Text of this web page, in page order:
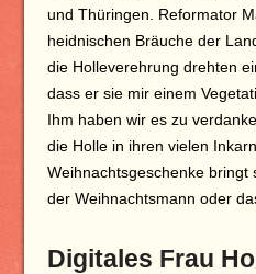
und Thüringen. Reformator
heidnischen Bräuche der
die Holleverehrung drehten
dass er sie mir einem
Ihm haben wir es zu
die Holle in ihren vielen
Weihnachtsgeschenke bringt
der Weihnachtsmann oder
Digitales Frau